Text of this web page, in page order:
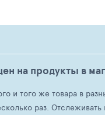
на продукты в
и того же товара в
раз. Отслеживать